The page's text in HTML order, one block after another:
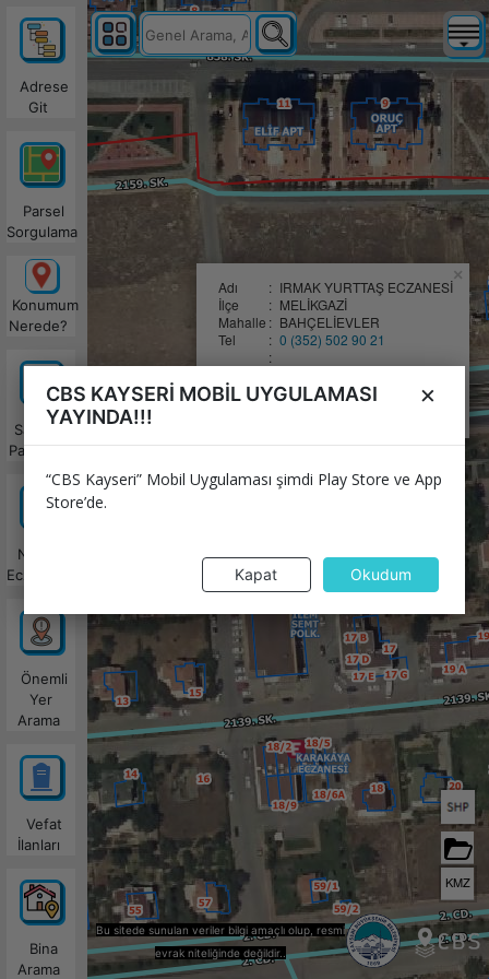
Adrese
Git
Parsel
Sorgulama
Konumum
Nerede?
Satılacak
Parseller
Nöbetçi
Eczaneler
Önemli
Yer
Arama
Vefat
İlanları
Bina
Arama
Adı : IRMAK YURTTAŞ ECZANESİ
İlçe
: MELİKGAZİ
Mahalle : BAHÇELİEVLER
Tel
: 0 (352) 502 90 21
:
:
×
KMZ
Bu sitede sunulan veriler bilgi amaçlı olup, resmi
evrak niteliğinde değildir..
×
CBS KAYSERİ MOBİL UYGULAMASI
YAYINDA!!!
“CBS Kayseri” Mobil Uygulaması şimdi Play Store ve App
Store’de.
Kapat Okudum